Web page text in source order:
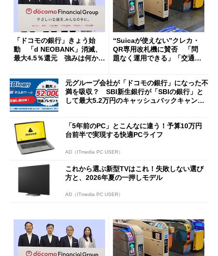
「ドコモの銀行」きょう始
動 「d NEOBANK」消滅、
最大4.5％還元 強みは何か解
“Suicaが使えない”クレカ・
QR専用改札機に賛否 「問
題なく運用できる」「交通系I
元グループ会社が「ドコモの銀行」になった不
満を吸収？ SBI新生銀行が「SBIの銀行」と
して最大5.2万円のキャッシュバックキャンペ
「5年前のPC」とこんなに違う！予算10万円
台前半で実現する快適PCライフ
AD（ITmedia PC USER）
これから選ぶ新型TVはこれ！失敗しない選び
方と、2026年夏の一押しモデル
AD（ITmedia PC USER）